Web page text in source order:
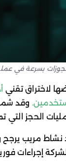
بسرعة في
وقد
الحجز التي
مريب
الشركة